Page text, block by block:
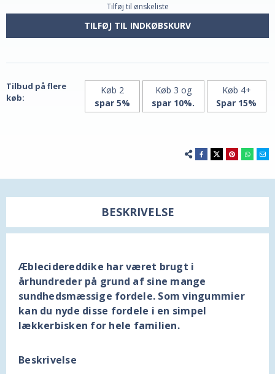
melonsmag,
500
60
melonsmag,
60
Tilføj til ønskeliste
TILFØJ TIL INDKØBSKURV
Tilbud på flere
køb:
Køb 2
spar 5%
Køb 3 og
spar 10%.
Køb 4+
Spar 15%
BESKRIVELSE
Æblecidereddike har været brugt i
århundreder på grund af sine mange
sundhedsmæssige fordele. Som vingummier
kan du nyde disse fordele i en simpel
lækkerbisken for hele familien.
Beskrivelse